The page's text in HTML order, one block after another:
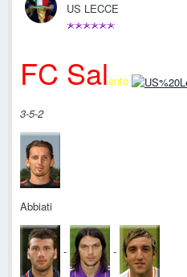
US LECCE
FC Salento
3-5-2
Abbiati
- -